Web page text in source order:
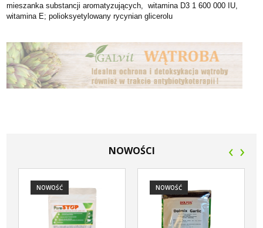
mieszanka substancji aromatyzujących, witamina D3 1 600 000 IU,
witamina E; polioksyetylowany rycynian glicerolu
NOWOŚCI
NOWOŚĆ NOWOŚĆ
‹ ›